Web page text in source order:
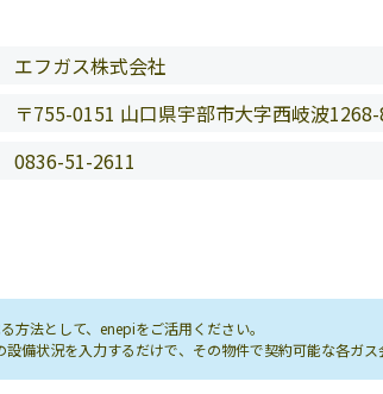
エフガス株式会社
〒755-0151 山口県宇部市大字西岐波
0836-51-2611
方法として、enepiをご活用ください。
備状況を入力するだけで、その物件で契約可能な各ガス